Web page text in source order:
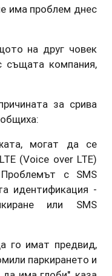
има проблем днес
на друг човек
компания,
за срива
могат да се
(Voice over LTE)
с SMS
идентификация -
или SMS
го имат предвид,
паркирането и